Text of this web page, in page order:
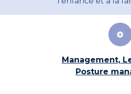
Management,
Posture